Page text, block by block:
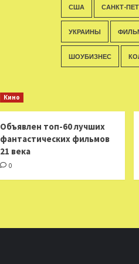
США САНКТ-
УКРАИНЫ
ШОУБИЗНЕС
Кино
Объявлен топ-60 лучших
фантастических фильмов
21 века
0